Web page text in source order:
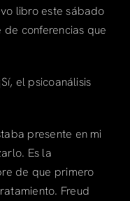
libro este sábado
de conferencias que
el psicoanálisis
presente en mi
Es la
de que primero
Freud